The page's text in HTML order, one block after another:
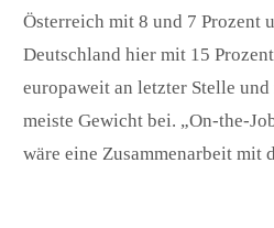
Österreich mit 8 und 7 Prozent
Deutschland hier mit 15
europaweit an letzter Stelle
meiste Gewicht bei. „On-the-
wäre eine Zusammenarbeit mit